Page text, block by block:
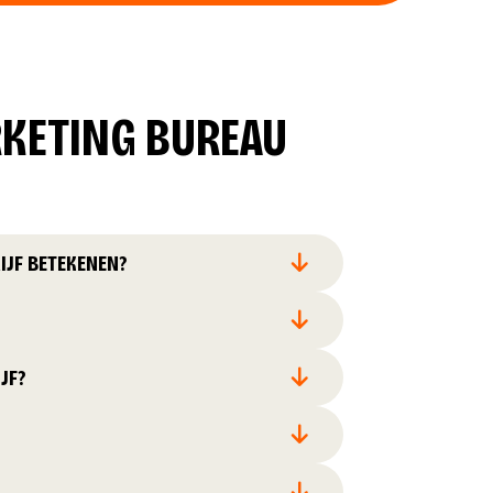
BUREAU
BETEKENEN?